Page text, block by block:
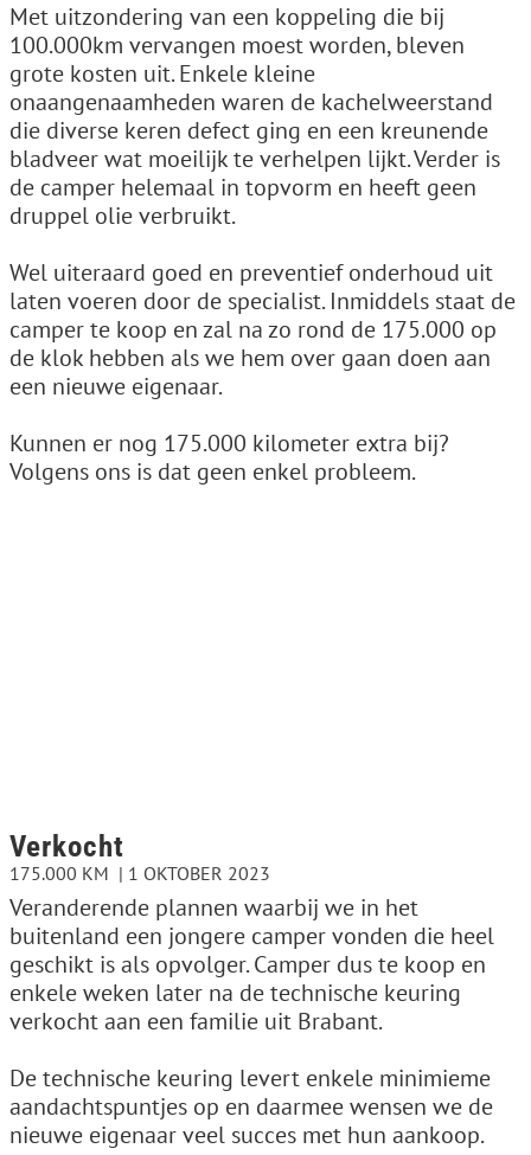
Met uitzondering van een koppeling die bij
100.000km vervangen moest worden, bleven
grote kosten uit. Enkele kleine
onaangenaamheden waren de kachelweerstand
die diverse keren defect ging en een kreunende
bladveer wat moeilijk te verhelpen lijkt. Verder is
de camper helemaal in topvorm en heeft geen
druppel olie verbruikt.
Wel uiteraard goed en preventief onderhoud uit
laten voeren door de specialist. Inmiddels staat de
camper te koop en zal na zo rond de 175.000 op
de klok hebben als we hem over gaan doen aan
een nieuwe eigenaar.
Kunnen er nog 175.000 kilometer extra bij?
Volgens ons is dat geen enkel probleem.
Verkocht
175.000 KM 1 OKTOBER 2023
Veranderende plannen waarbij we in het
buitenland een jongere camper vonden die heel
geschikt is als opvolger. Camper dus te koop en
enkele weken later na de technische keuring
verkocht aan een familie uit Brabant.
De technische keuring levert enkele minimieme
aandachtspuntjes op en daarmee wensen we de
nieuwe eigenaar veel succes met hun aankoop.